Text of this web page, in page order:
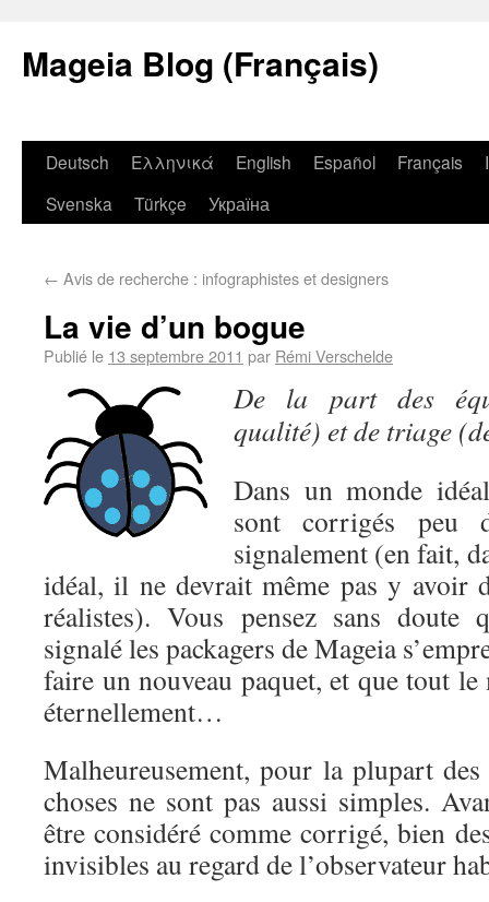
Mageia Blog (Français)
Deutsch Ελληνικά English Español Français
Svenska
Türkçe Україна
← Avis de recherche : infographistes et designers
La vie d’un bogue
Publié le 13 septembre 2011 par Rémi Verschelde
De la part des
qualité) et de triage
Dans un monde
sont corrigés peu
signalement (en fait,
idéal, il ne devrait même pas y avoir
réalistes). Vous pensez sans doute
signalé les packagers de Mageia
faire un nouveau paquet, et que tout
éternellement…
Malheureusement, pour la plupart
choses ne sont pas aussi simples.
être considéré comme corrigé, bien
invisibles au regard de l’observateur